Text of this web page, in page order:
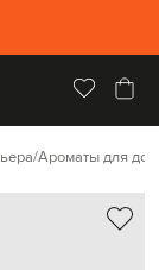
Ароматы для